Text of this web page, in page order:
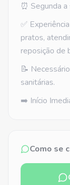
⏰ Segunda
✅
pratos,
reposição de
📝
sanitárias.
➡️ Início
Como se